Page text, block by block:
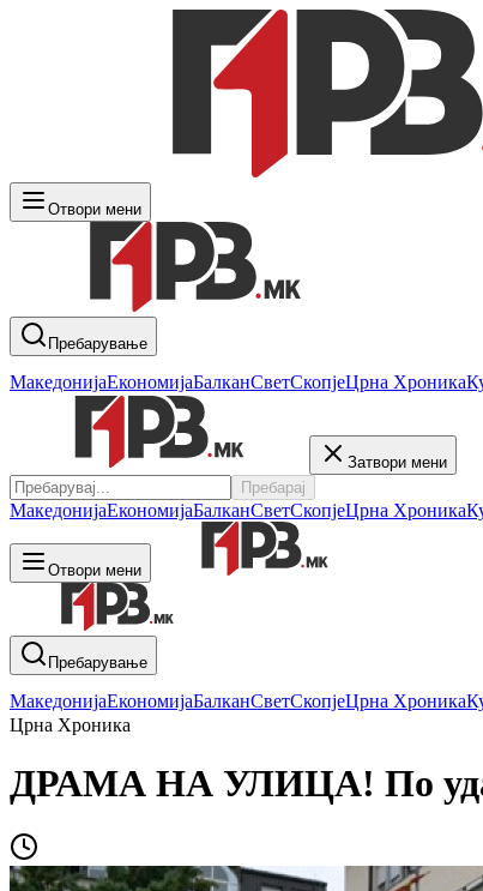
Отвори мени
Пребарување
МакедонијаЕкономијаБалканСветСкопјеЦрна Хроника
Затвори мени
Пребарај
МакедонијаЕкономијаБалканСветСкопјеЦрна Хроника
Отвори мени
Пребарување
МакедонијаЕкономијаБалканСветСкопјеЦрна Хроника
Црна Хроника
ДРАМА НА УЛИЦА! По